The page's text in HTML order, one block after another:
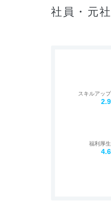
社員・元
福利厚生
4.6
スキルアップ
2.9